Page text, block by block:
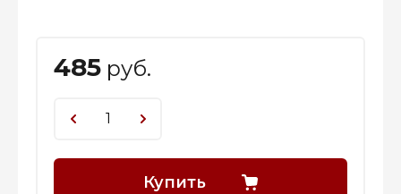
485 руб.
Купить